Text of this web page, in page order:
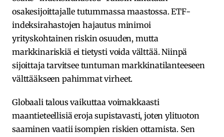
osakesijoittajalle tutummassa maastossa. ETF-
indeksirahastojen hajautus minimoi
yrityskohtainen riskin osuuden, mutta
markkinariskiä ei tietysti voida välttää. Niinpä
sijoittaja tarvitsee tuntuman markkinatilanteeseen
välttääkseen pahimmat virheet.
Globaali talous vaikuttaa voimakkaasti
maantieteellisiä eroja supistavasti, joten ylituoton
saaminen vaatii isompien riskien ottamista. Sen